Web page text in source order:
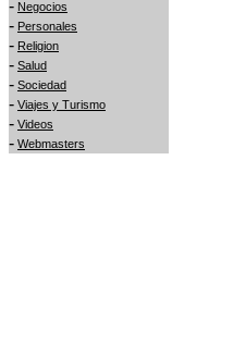
- Negocios
- Personales
- Religion
- Salud
- Sociedad
- Viajes y Turismo
- Videos
- Webmasters